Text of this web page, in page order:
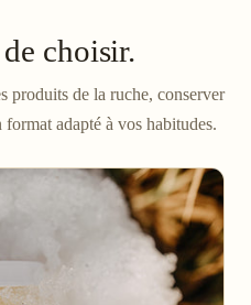
choisir.
produits de la ruche, conserver
adapté à vos habitudes.